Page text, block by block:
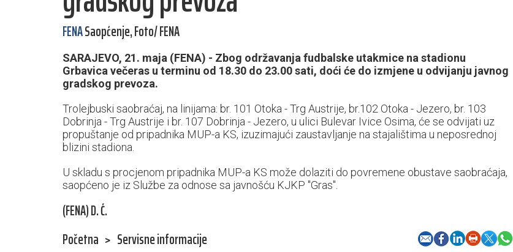
FENASaopćenje, Foto/ FENA
SARAJEVO, 21. maja (FENA) - Zbog održavanja fudbalske utakmice na stadionu
Grbavica večeras u terminu od 18.30 do 23.00 sati, doći će do izmjene u odvijanju javnog
gradskog prevoza.
Trolejbuski saobraćaj, na linijama: br. 101 Otoka - Trg Austrije, br.102 Otoka - Jezero, br. 103
Dobrinja - Trg Austrije i br. 107 Dobrinja - Jezero, u ulici Bulevar Ivice Osima, će se odvijati uz
propuštanje od pripadnika MUP-a KS, izuzimajući zaustavljanje na stajalištima u neposrednoj
blizini stadiona.
U skladu s procjenom pripadnika MUP-a KS može dolaziti do povremene obustave saobraćaja,
saopćeno je iz Službe za odnose sa javnošću KJKP "Gras".
(FENA) D. Ć.
Početna > Servisne informacije